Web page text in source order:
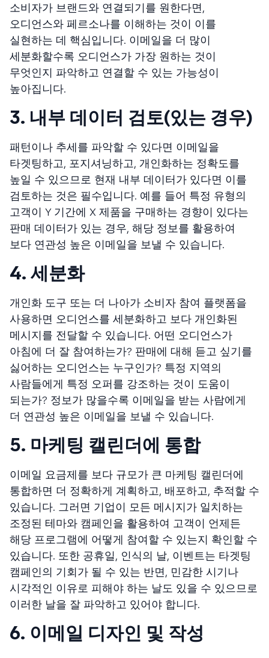
소비자가 브랜드와 연결되기를 원한다면,
오디언스와 페르소나를 이해하는 것이 이를
실현하는 데 핵심입니다. 이메일을 더 많이
세분화할수록 오디언스가 가장 원하는 것이
무엇인지 파악하고 연결할 수 있는 가능성이
높아집니다.
3. 내부 데이터 검토(있는 경우)
패턴이나 추세를 파악할 수 있다면 이메일을
타겟팅하고, 포지셔닝하고, 개인화하는 정확도를
높일 수 있으므로 현재 내부 데이터가 있다면 이를
검토하는 것은 필수입니다. 예를 들어 특정 유형의
고객이 Y 기간에 X 제품을 구매하는 경향이 있다는
판매 데이터가 있는 경우, 해당 정보를 활용하여
보다 연관성 높은 이메일을 보낼 수 있습니다.
4. 세분화
개인화 도구 또는 더 나아가 소비자 참여 플랫폼을
사용하면 오디언스를 세분화하고 보다 개인화된
메시지를 전달할 수 있습니다. 어떤 오디언스가
아침에 더 잘 참여하는가? 판매에 대해 듣고 싶기를
싫어하는 오디언스는 누구인가? 특정 지역의
사람들에게 특정 오퍼를 강조하는 것이 도움이
되는가? 정보가 많을수록 이메일을 받는 사람에게
더 연관성 높은 이메일을 보낼 수 있습니다.
5. 마케팅 캘린더에 통합
이메일 요금제를 보다 규모가 큰 마케팅 캘린더에
통합하면 더 정확하게 계획하고, 배포하고, 추적할 수
있습니다. 그러면 기업이 모든 메시지가 일치하는
조정된 테마와 캠페인을 활용하여 고객이 언제든
해당 프로그램에 어떻게 참여할 수 있는지 확인할 수
있습니다. 또한 공휴일, 인식의 날, 이벤트는 타겟팅
캠페인의 기회가 될 수 있는 반면, 민감한 시기나
시각적인 이유로 피해야 하는 날도 있을 수 있으므로
이러한 날을 잘 파악하고 있어야 합니다.
6. 이메일 디자인 및 작성